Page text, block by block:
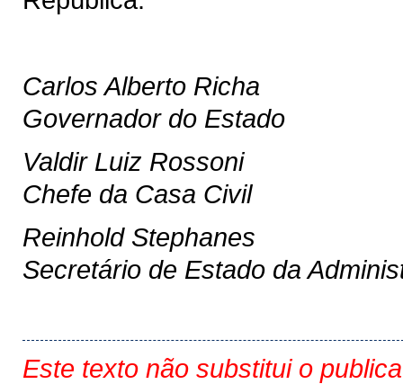
Carlos Alberto Richa
Governador do Estado
Valdir Luiz Rossoni
Chefe da Casa Civil
Reinhold Stephanes
Secretário de Estado da
Este texto não substitui o